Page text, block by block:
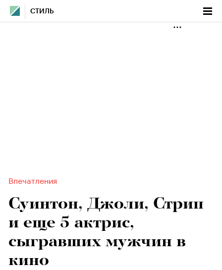
СТИЛЬ
Впечатления
Суинтон, Джоли, Стрип
и еще 5 актрис,
сыгравших мужчин в
кино